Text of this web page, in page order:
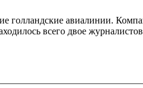
авиалинии.
всего двое